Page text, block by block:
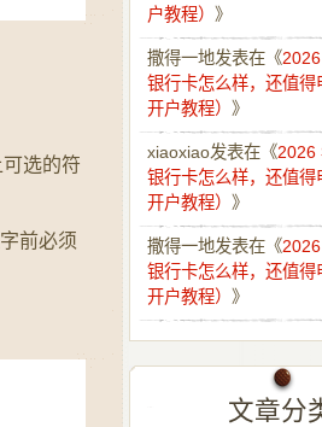
选的符
前必须
户教程） 》
撒得一地发表在《
银行卡怎么样，还值得
开户教程） 》
xiaoxiao发表在《2026
银行卡怎么样，还值得
开户教程） 》
撒得一地发表在《
银行卡怎么样，还值得
开户教程） 》
文章分